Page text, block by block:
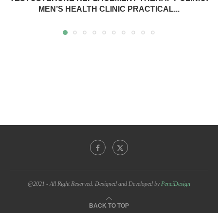
MEN’S HEALTH CLINIC PRACTICAL...
@2021 - All Right Reserved. Designed and Developed byPenciDesign
BACK TO TOP